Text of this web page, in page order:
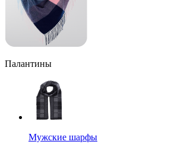
Палантины
Мужские шарфы